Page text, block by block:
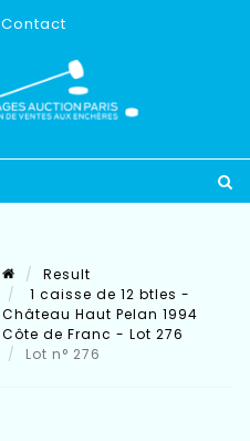
Contact
Result
1 caisse de 12 btles -
Château Haut Pelan 1994
Côte de Franc - Lot 276
Lot n° 276